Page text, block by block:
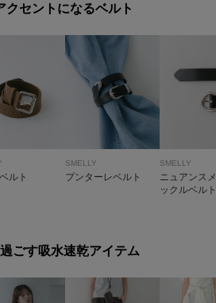
クセントになるベルト
ルト
SMELLY
プンターレベルト
SMELLY
ニュアンス
ックルベルト
ごす吸水速乾アイテム